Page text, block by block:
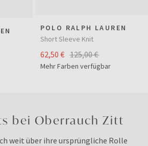
POLO RALPH LAUREN
Short Sleeve Knit
62,50 € 125,00 €
Mehr Farben verfügbar
bei Oberrauch Zitt
weit über ihre ursprüngliche Rolle